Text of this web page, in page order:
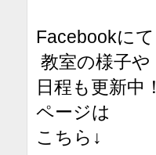
Facebookにて
教室の様子や
日程も更新中！
ページは
こちら↓